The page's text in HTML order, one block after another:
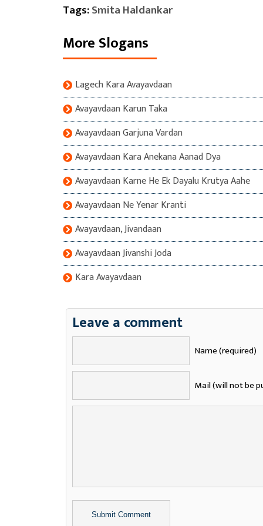
Tags:Smita Haldankar
More Slogans
Lagech Kara Avayavdaan
Avayavdaan Karun Taka
Avayavdaan Garjuna Vardan
Avayavdaan Kara Anekana Aanad Dya
Avayavdaan Karne He Ek Dayalu Krutya Aahe
Avayavdaan Ne Yenar Kranti
Avayavdaan, Jivandaan
Avayavdaan Jivanshi Joda
Kara Avayavdaan
Leave a comment
Name (required)
Mail (will not be